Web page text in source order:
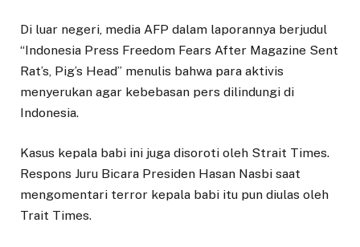
Di luar negeri, media AFP dalam laporannya berjudul
“Indonesia Press Freedom Fears After Magazine Sent
Rat’s, Pig’s Head” menulis bahwa para aktivis
menyerukan agar kebebasan pers dilindungi di
Indonesia.
Kasus kepala babi ini juga disoroti oleh Strait Times.
Respons Juru Bicara Presiden Hasan Nasbi saat
mengomentari terror kepala babi itu pun diulas oleh
Trait Times.